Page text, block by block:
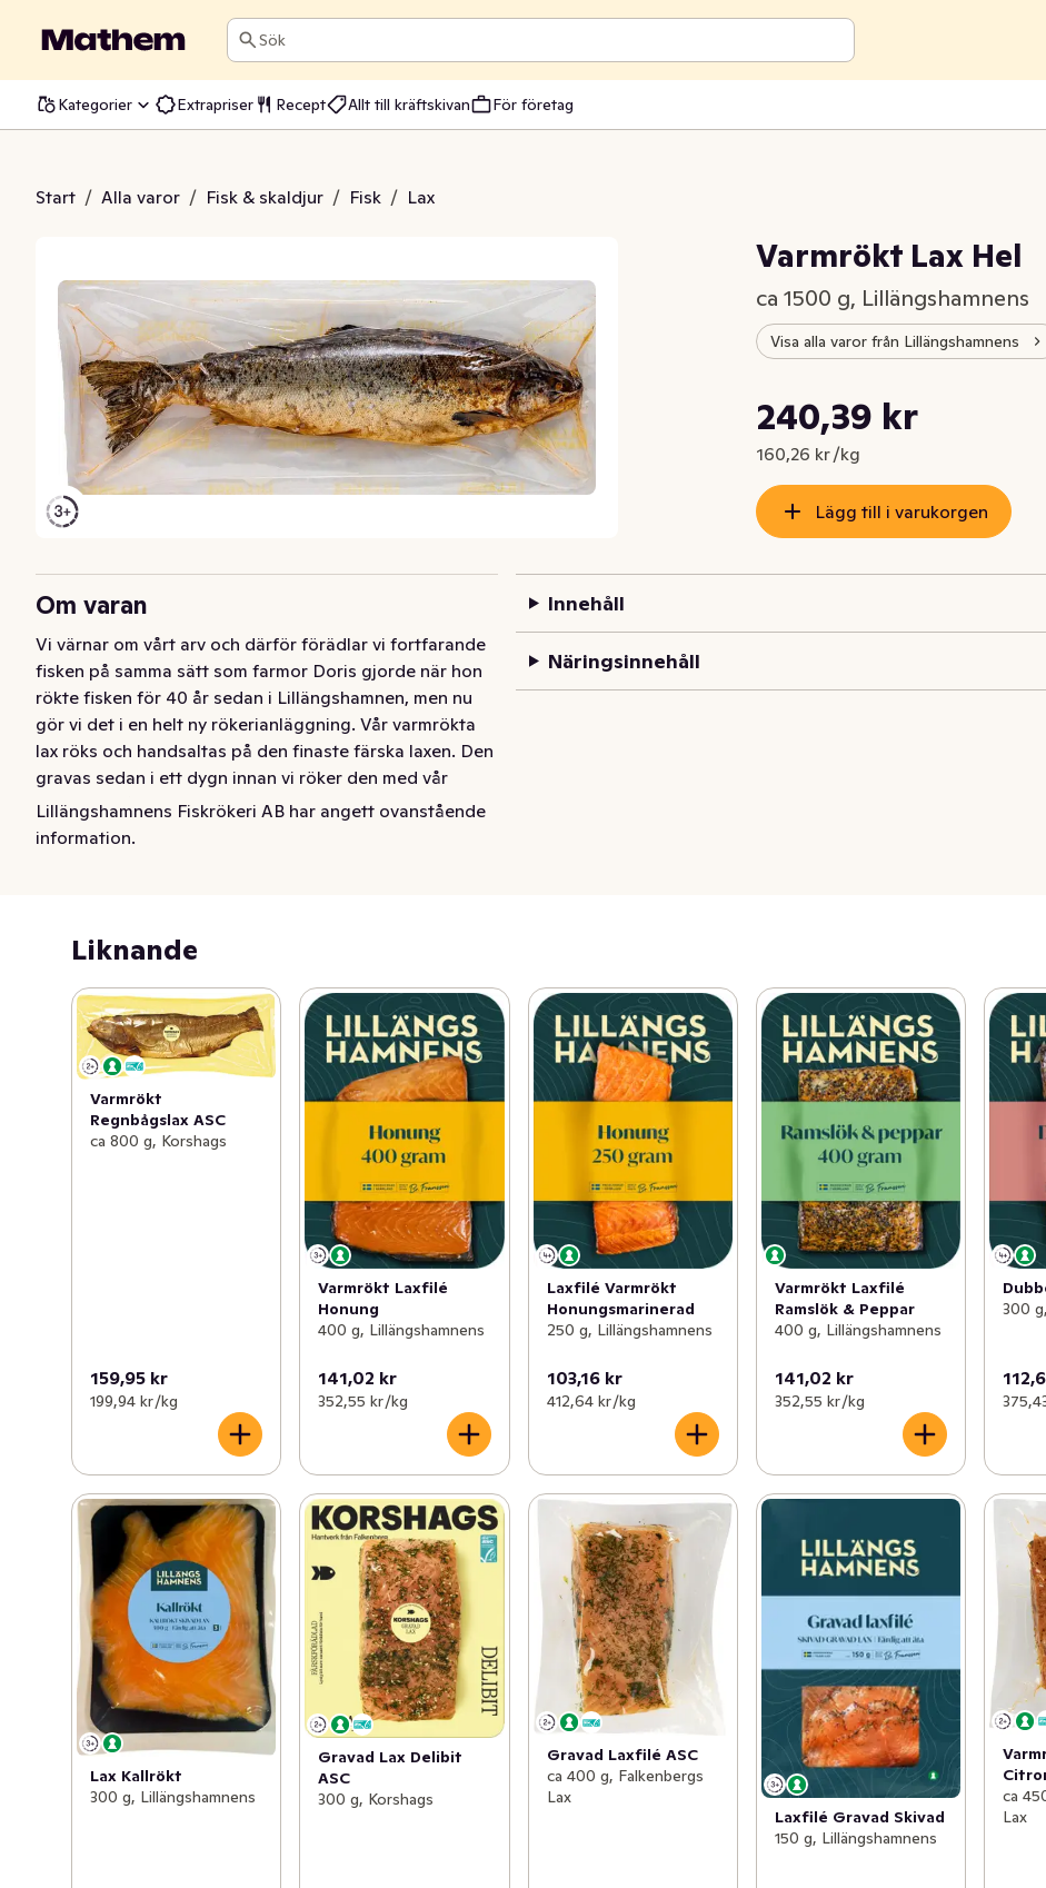
Sök
Kategorier Extrapriser Recept Allt till kräftskivan För företag
Start / Alla varor / Fisk & skaldjur / Fisk / Lax
Lax Hel
Varmrökt Lax Hel
ca 1500 g, Lillängshamnens
Visa alla varor från Lillängshamnens
Nuvarande pris är: 240,39 kr
240,39 kr
160,26 kr /kg
Styckpris: 160,26 kr /kg
Lägg till i varukorgen
Om varan
Vi värnar om vårt arv och därför förädlar vi fortfarande
fisken på samma sätt som farmor Doris gjorde när hon
rökte fisken för 40 år sedan i Lillängshamnen, men nu
gör vi det i en helt ny rökerianläggning. Vår varmrökta
lax röks och handsaltas på den finaste färska laxen. Den
gravas sedan i ett dygn innan vi röker den med vår
hemliga spånblandning som farmor Doris tog fram. Det
unika med spånblandningen är att den ger laxen den
generationen vid rodret – Andreas och Adam – ligger
att äta lax och skaldjur. Vi kombinerar hantverk med
innovation och tar fram allt från klassiker till moderna
måltidslösningar. Resultatet är fisk- och
skaldjursprodukter med hög kvalitet, hållbara råvaror
och en smak som sticker ut. Varje produkt utvecklas,
testas och kvalitetssäkras noggrant – för att leverera en
upplevelse som fungerar i både vardag och nya
Lillängshamnens Fiskrökeri AB har angett ovanstående
information.
Innehåll
Näringsinnehåll
Liknande
Varmrökt
Regnbågslax ASC
ca 800 g, Korshags
159,95 kr
199,94 kr /kg
Varmrökt Laxfilé
Honung
400 g, Lillängshamnens
141,02 kr
352,55 kr /kg
Laxfilé Varmrökt
Honungsmarinerad
250 g, Lillängshamnens
103,16 kr
412,64 kr /kg
Varmrökt Laxfilé
Ramslök & Peppar
400 g, Lillängshamnens
141,02 kr
352,55 kr /kg
300
Lax Kallrökt
300 g, Lillängshamnens
Gravad Lax Delibit
ASC
300 g, Korshags
Gravad Laxfilé ASC
ca 400 g, Falkenbergs
Lax
Laxfilé Gravad Skivad
150 g, Lillängshamnens
ca
Lax